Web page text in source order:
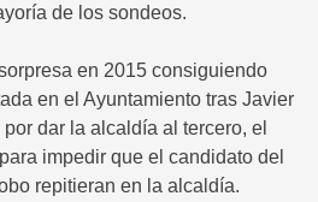
de los sondeos.
en 2015 consiguiendo
en el Ayuntamiento tras Javier
dar la alcaldía al tercero, el
impedir que el candidato del
repitieran en la alcaldía.